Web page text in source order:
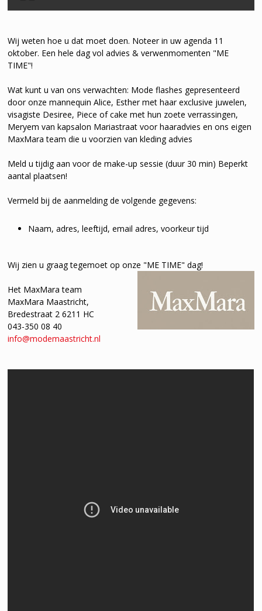
Wij weten hoe u dat moet doen. Noteer in uw agenda 11
oktober. Een hele dag vol advies & verwenmomenten "ME
TIME"!
Wat kunt u van ons verwachten: Mode flashes gepresenteerd
door onze mannequin Alice, Esther met haar exclusive juwelen,
visagiste Desiree, Piece of cake met hun zoete verrassingen,
Meryem van kapsalon Mariastraat voor haaradvies en ons eigen
MaxMara team die u voorzien van kleding advies
Meld u tijdig aan voor de make-up sessie (duur 30 min) Beperkt
aantal plaatsen!
Vermeld bij de aanmelding de volgende gegevens:
Naam, adres, leeftijd, email adres, voorkeur tijd
Wij zien u graag tegemoet op onze "ME TIME" dag!
Het MaxMara team
MaxMara Maastricht,
Bredestraat 2 6211 HC
043-350 08 40
info@modemaastricht.nl